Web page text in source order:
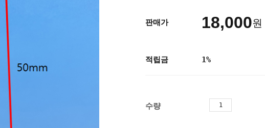
판매가 18,000원
적립금 1%
수량